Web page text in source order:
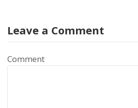
Leave a Comment
Comment